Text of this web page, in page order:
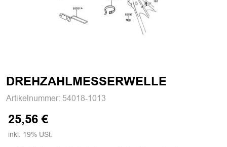
DREHZAHLMESSERWELLE
Artikelnummer: 54018-1013
25,56 €
inkl. 19% USt.